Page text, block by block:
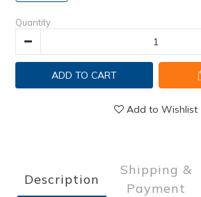
Quantity
ADD TO CART
Add to Wishlist
Description
Shipping &
Payment